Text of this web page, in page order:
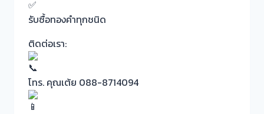
รับซื้อทองคำทุกชนิด
ติดต่อเรา:
โทร. คุณเต้ย 088-8714094